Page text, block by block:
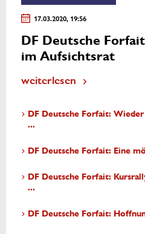
17.03.2020, 19:56
DF Deutsche
im Aufsichtsrat
weiterlesen
DF Deutsche Forfait:
...
DF Deutsche Forfait: Eine
DF Deutsche Forfait:
...
DF Deutsche Forfait: